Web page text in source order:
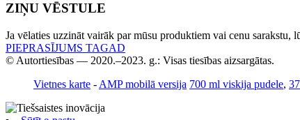
ZIŅU VĒSTULE
Ja vēlaties uzzināt vairāk par mūsu produktiem vai cenu sarakstu,
PIEPRASĪJUMS TAGAD
© Autortiesības — 2020.–2023. g.: Visas tiesības aizsargātas.
Vietnes karte - AMP mobilā versija 700 ml viskija pudele,